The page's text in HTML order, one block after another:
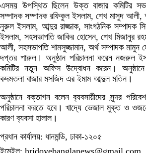
এসময় উপস্থিত ছিলেন উক্ত বাজার কমিটির
সম্পাদক সম্পাদক রফিকুল ইসলাম, শেখ মাসুদ আলী,
নুরুল ইসলাম, আব্দুর রাজ্জাক, সাংগঠনিক সম্পাদক
ইসলাম, সহসভাপতি জাকির হোসেন, শেখ মিজানুর
আলী, সহসভাপতি শামসুজ্জামান, অর্থ সম্পাদক মামুন
দপ্তর শারুল। অনুষ্ঠান পরিচালনা করেন নজরুল
কমিটির নতুন অফিস উদ্বোধন করেন।
কদমতলা বাজার মসজিদ এর ইমাম আব্দুল মতিন।
অনুষ্ঠানে বক্তাগন বলেন ব‍্যবসায়ীদের সুন্দর
পরিচালনা করতে হবে। খাদ্যে ভেজাল মুক্ত ও
কারণ ব‍্যবসা হালাল।
প্রধান কার্যালয়: ধানমন্ডি, ঢাকা-১২০৫